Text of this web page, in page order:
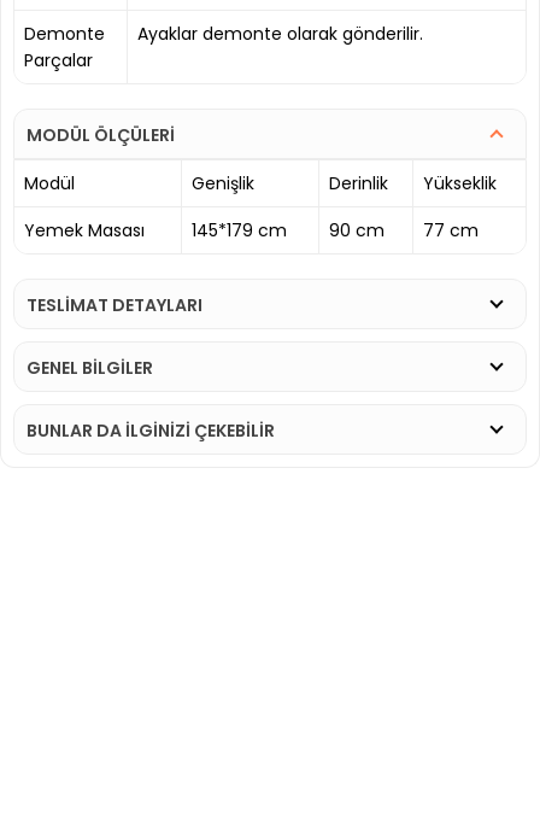
Demonte
Parçalar
Ayaklar demonte olarak gönderilir.
MODÜL ÖLÇÜLERİ
Modül
Genişlik Derinlik
Yükseklik
Yemek Masası
145*179 cm 90 cm 77 cm
TESLİMAT DETAYLARI
GENEL BİLGİLER
BUNLAR DA İLGINIZI ÇEKEBILIR